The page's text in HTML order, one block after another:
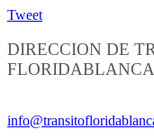
Tweet
DIRECCION DE
FLORIDABLANCA